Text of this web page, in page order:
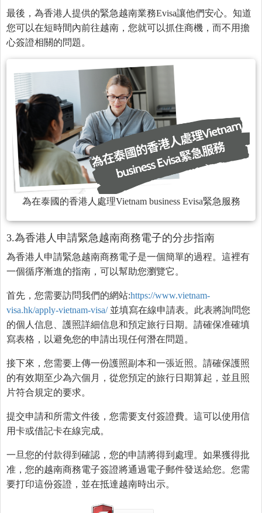
最後，為香港人提供的緊急越南業務Evisa讓他們安心。知道
您可以在短時間內前往越南，您就可以抓住商機，而不用擔
心簽證相關的問題。
為在泰國的香港人處理Vietnam business Evisa緊急服務
3.為香港人申請緊急越南商務電子的分步指南
為香港人申請緊急越南商務電子是一個簡單的過程。這裡有
一個循序漸進的指南，可以幫助您瀏覽它。
首先，您需要訪問我們的網站:https://www.vietnam-
visa.hk/apply-vietnam-visa/並填寫在線申請表。此表將詢問您
的個人信息、護照詳細信息和預定旅行日期。請確保准確填
寫表格，以避免您的申請出現任何潛在問題。
接下來，您需要上傳一份護照副本和一張近照。請確保護照
的有效期至少為六個月，從您預定的旅行日期算起，並且照
片符合規定的要求。
提交申請和所需文件後，您需要支付簽證費。這可以使用信
用卡或借記卡在線完成。
一旦您的付款得到確認，您的申請將得到處理。如果獲得批
准，您的越南商務電子簽證將通過電子郵件發送給您。您需
要打印這份簽證，並在抵達越南時出示。